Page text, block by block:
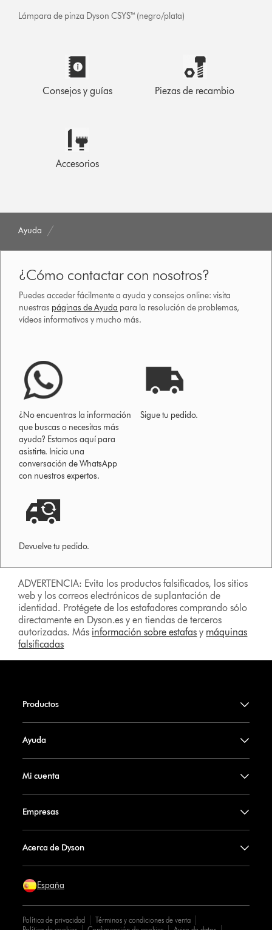
Lámpara de pinza Dyson CSYS™ (negro/plata)
Consejos y guías Piezas de recambio
Accesorios
Ayuda
¿Cómo contactar con nosotros?
Puedes acceder fácilmente a ayuda y consejos online: visita
nuestras páginas de Ayuda para la resolución de problemas,
vídeos informativos y mucho más.
¿No encuentras la información
que buscas o necesitas más
ayuda? Estamos aquí para
asistirte. Inicia una
conversación de WhatsApp
con nuestros expertos.
Sigue tu pedido.
Devuelve tu pedido.
ADVERTENCIA: Evita los productos falsificados, los sitios
web y los correos electrónicos de suplantación de
identidad. Protégete de los estafadores comprando sólo
directamente en Dyson.es y en tiendas de terceros
autorizadas. Más información sobre estafas y máquinas
falsificadas
Productos
Ayuda
Mi cuenta
Empresas
Acerca de Dyson
España
Política de privacidad
Términos y condiciones de venta